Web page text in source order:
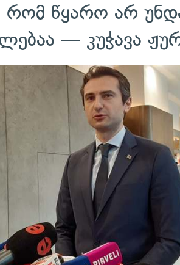
რომ წყარო არ
— კუჭავა